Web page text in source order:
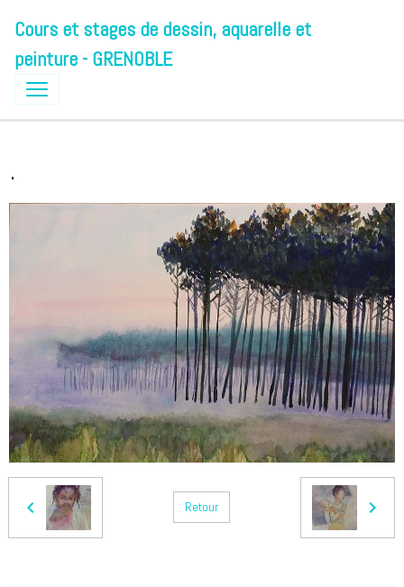
Cours et stages de dessin, aquarelle et
peinture - GRENOBLE
.
Retour